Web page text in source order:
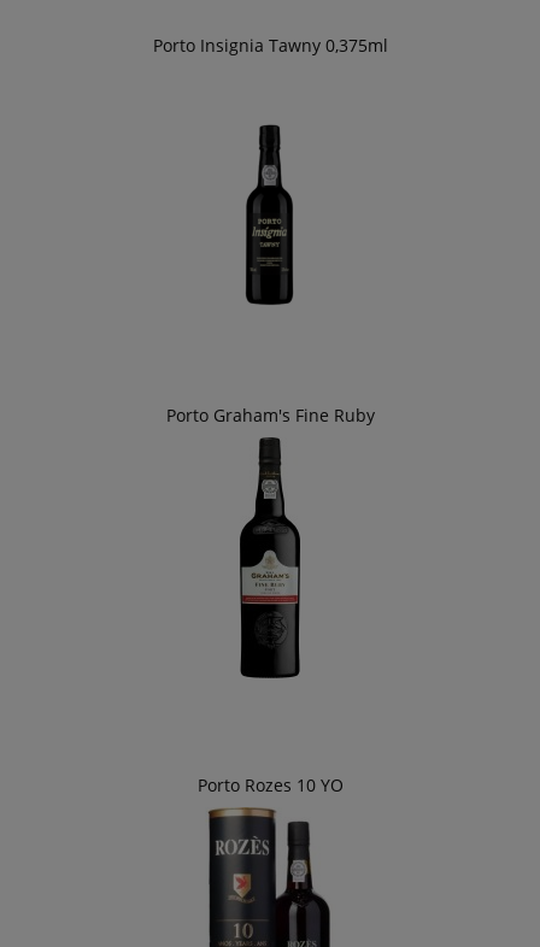
Porto Insignia Tawny 0,375ml
Porto Graham's Fine Ruby
Porto Rozes 10 YO